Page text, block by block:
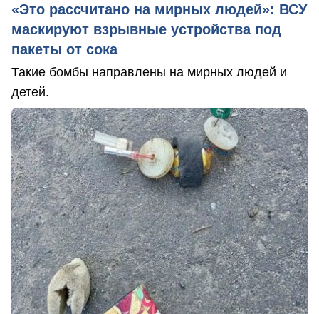
«Это рассчитано на мирных людей»: ВСУ
маскируют взрывные устройства под
пакеты от сока
Такие бомбы направлены на мирных людей и
детей.